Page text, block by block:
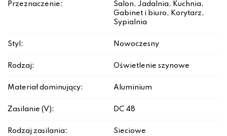
Przeznaczenie:
Salon, Jadalnia, Kuchnia,
Gabinet i biuro, Korytarz,
Sypialnia
Styl: Nowoczesny
Rodzaj: Oświetlenie szynowe
Materiał dominujący: Aluminium
Zasilanie (V): DC 48
Rodzaj zasilania: Sieciowe